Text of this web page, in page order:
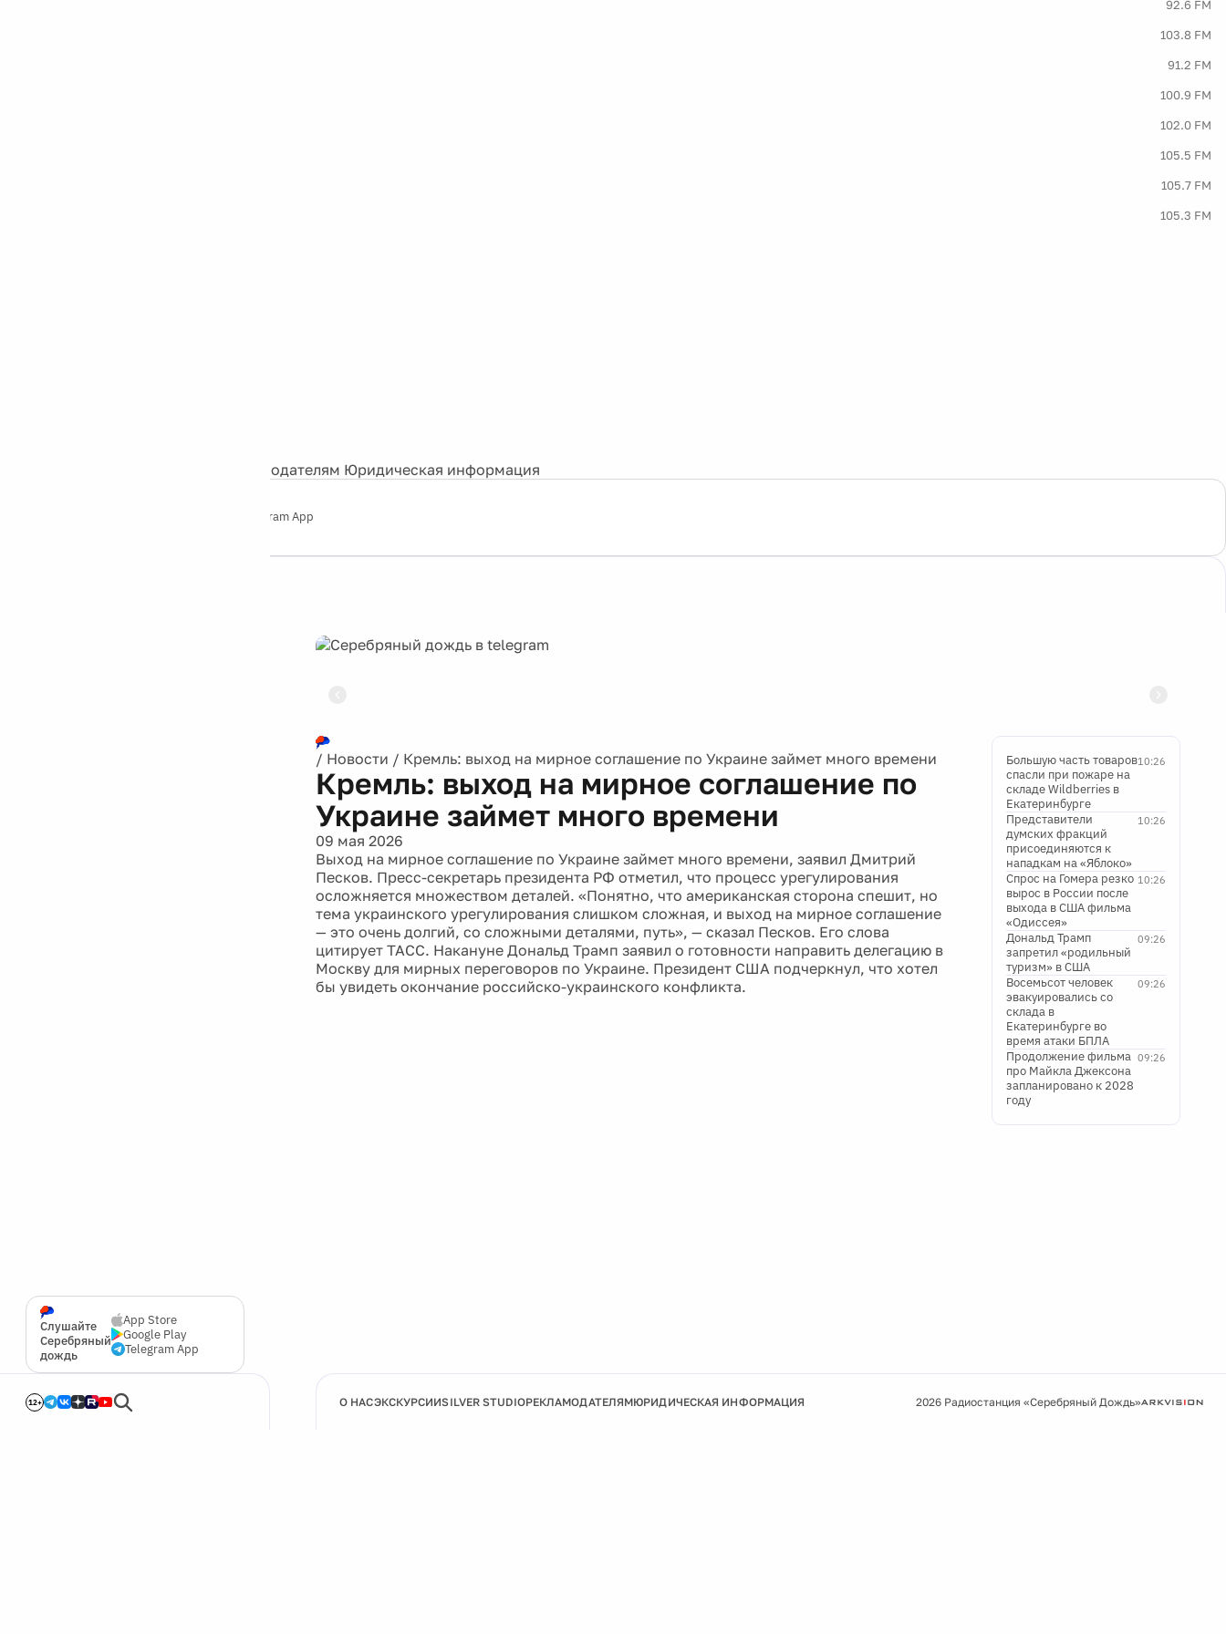
92.6 FM
103.8 FM
91.2 FM
100.9 FM
102.0 FM
105.5 FM
105.7 FM
105.3 FM
Рекламодателям Юридическая информация
Telegram App
Слушайте
Серебряный
дождь
App Store
Google Play
Telegram App
12+
/ Новости / Кремль: выход на мирное соглашение по Украине займет много времени
Кремль: выход на мирное соглашение по
Украине займет много времени
09 мая 2026
Выход на мирное соглашение по Украине займет много времени, заявил Дмитрий
Песков. Пресс-секретарь президента РФ отметил, что процесс урегулирования
осложняется множеством деталей. «Понятно, что американская сторона спешит, но
тема украинского урегулирования слишком сложная, и выход на мирное соглашение
— это очень долгий, со сложными деталями, путь», — сказал Песков. Его слова
цитирует ТАСС. Накануне Дональд Трамп заявил о готовности направить делегацию в
Москву для мирных переговоров по Украине. Президент США подчеркнул, что хотел
бы увидеть окончание российско-украинского конфликта.
10:26
Большую часть товаров
спасли при пожаре на
складе Wildberries в
Екатеринбурге
10:26
Представители
думских фракций
присоединяются к
нападкам на «Яблоко»
10:26
Спрос на Гомера резко
вырос в России после
выхода в США фильма
«Одиссея»
09:26
Дональд Трамп
запретил «родильный
туризм» в США
09:26
Восемьсот человек
эвакуировались со
склада в
Екатеринбурге во
время атаки БПЛА
09:26
Продолжение фильма
про Майкла Джексона
запланировано к 2028
году
О НАСЭКСКУРСИИSILVER STUDIOРЕКЛАМОДАТЕЛЯМЮРИДИЧЕСКАЯ ИНФОРМАЦИЯ 2026 Радиостанция «Серебряный Дождь»